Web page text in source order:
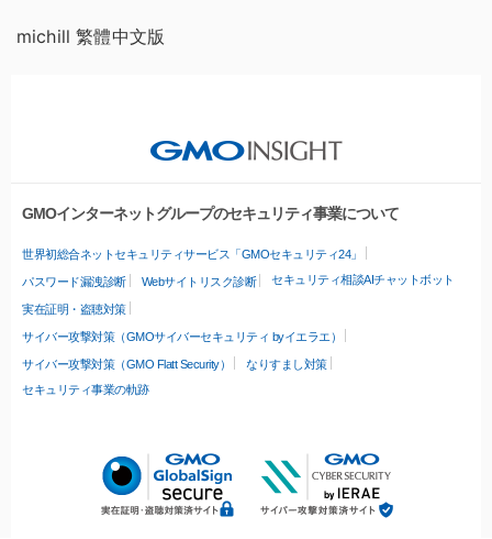
michill 繁體中文版
GMOインターネットグループのセキュリティ事業について
世界初総合ネットセキュリティサービス「GMOセキュリティ24」
パスワード漏洩診断 Webサイトリスク診断 セキュリティ相談AIチャットボット
実在証明・盗聴対策
サイバー攻撃対策（GMOサイバーセキュリティ byイエラエ）
サイバー攻撃対策（GMO Flatt Security）
なりすまし対策
セキュリティ事業の軌跡